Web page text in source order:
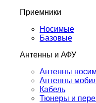
Приемники
Носимые
Базовые
Антенны и АФУ
Антенны
Антенны
Кабель
Тюнеры и